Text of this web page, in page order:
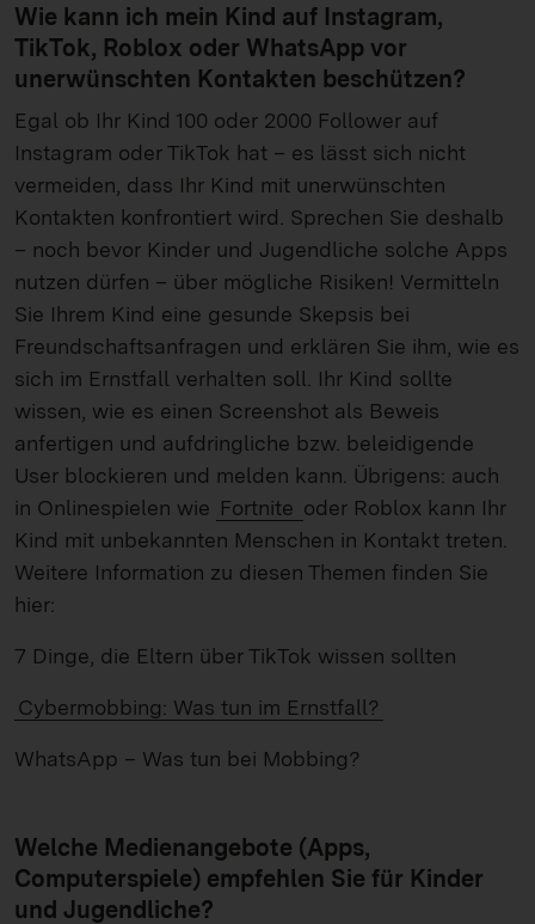
Wie kann ich mein Kind auf Instagram,
TikTok, Roblox oder WhatsApp vor
unerwünschten Kontakten beschützen?
Egal ob Ihr Kind 100 oder 2000 Follower auf
Instagram oder TikTok hat – es lässt sich nicht
vermeiden, dass Ihr Kind mit unerwünschten
Kontakten konfrontiert wird. Sprechen Sie deshalb
– noch bevor Kinder und Jugendliche solche Apps
nutzen dürfen – über mögliche Risiken! Vermitteln
Sie Ihrem Kind eine gesunde Skepsis bei
Freundschaftsanfragen und erklären Sie ihm, wie es
sich im Ernstfall verhalten soll. Ihr Kind sollte
wissen, wie es einen Screenshot als Beweis
anfertigen und aufdringliche bzw. beleidigende
User blockieren und melden kann. Übrigens: auch
in Onlinespielen wie Fortnite oder Roblox kann Ihr
Kind mit unbekannten Menschen in Kontakt treten.
Weitere Information zu diesen Themen finden Sie
hier:
7 Dinge, die Eltern über TikTok wissen sollten
Cybermobbing: Was tun im Ernstfall?
WhatsApp – Was tun bei Mobbing?
Welche Medienangebote (Apps,
Computerspiele) empfehlen Sie für Kinder
und Jugendliche?